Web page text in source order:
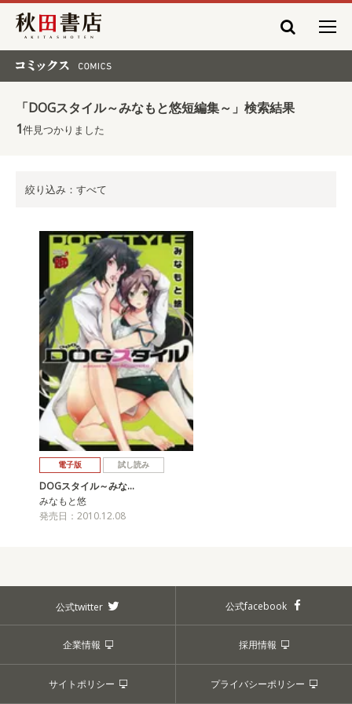
秋田書店
「DOGスタイル～みなもと悠短編集～」検索結果
1件見つかりました
絞り込み：すべて
電子版 試し読み
DOGスタイル～みな…
みなもと悠
発売日：2010.12.08
公式twitter 公式facebook
企業情報 採用情報
サイトポリシー プライバシーポリシー